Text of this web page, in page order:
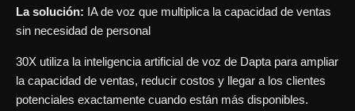
La solución: IA de voz que multiplica la capacidad de ventas
sin necesidad de personal
30X utiliza la inteligencia artificial de voz de Dapta para ampliar
la capacidad de ventas, reducir costos y llegar a los clientes
potenciales exactamente cuando están más disponibles.